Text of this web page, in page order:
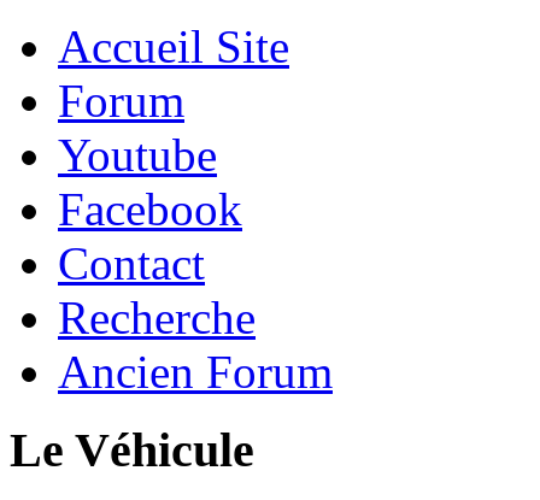
Accueil Site
Forum
Youtube
Facebook
Contact
Recherche
Ancien Forum
Le Véhicule